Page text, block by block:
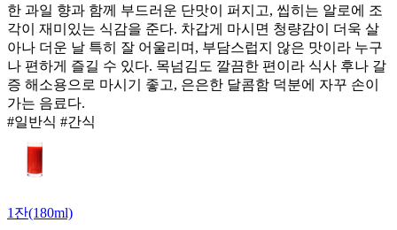
한 과일 향과 함께 부드러운 단맛이 퍼지고, 씹히는 알로에 조
각이 재미있는 식감을 준다. 차갑게 마시면 청량감이 더욱 살
아나 더운 날 특히 잘 어울리며, 부담스럽지 않은 맛이라 누구
나 편하게 즐길 수 있다. 목넘김도 깔끔한 편이라 식사 후나 갈
증 해소용으로 마시기 좋고, 은은한 달콤함 덕분에 자꾸 손이
가는 음료다.
#일반식 #간식
1잔(180ml)